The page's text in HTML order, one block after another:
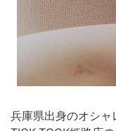
兵庫県出身のオシャ